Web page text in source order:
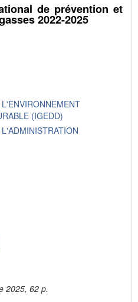
de prévention et
2022-2025
(IGEDD)
2025, 62 p.